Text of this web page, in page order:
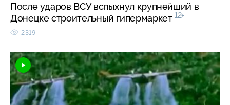
После ударов ВСУ вспыхнул крупнейший в
Донецке строительный гипермаркет 12+
2319